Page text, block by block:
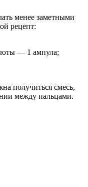
менее заметными
рецепт:
— 1 ампула;
получиться смесь,
между пальцами.